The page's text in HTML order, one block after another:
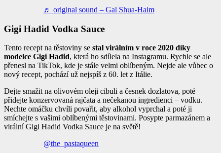
♬ original sound – Gal Shua-Haim
Gigi Hadid Vodka Sauce
Tento recept na těstoviny se stal virálním v roce 2020 díky
modelce Gigi Hadid, která ho sdílela na Instagramu. Rychle se ale
přenesl na TikTok, kde je stále velmi oblíbeným. Nejde ale vůbec o
nový recept, pochází už nejspíš z 60. let z Itálie.
Dejte smažit na olivovém oleji cibuli a česnek dozlatova, poté
přidejte konzervovaná rajčata a nečekanou ingredienci – vodku.
Nechte omáčku chvíli povařit, aby alkohol vyprchal a poté ji
smíchejte s vašimi oblíbenými těstovinami. Posypte parmazánem a
virální Gigi Hadid Vodka Sauce je na světě!
@the_pastaqueen